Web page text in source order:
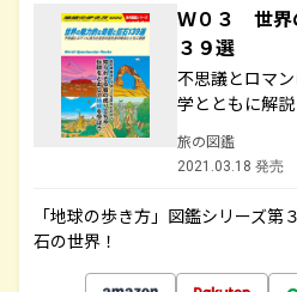
Ｗ０３ 世界
３９選
不思議とロマ
学とともに解説
旅の図鑑
2021.03.18 発売
「地球の歩き方」図鑑シリーズ
石の世界！